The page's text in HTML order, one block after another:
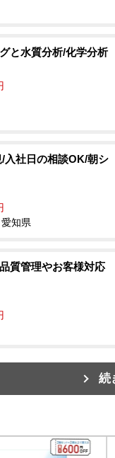
と水質分析/化学分析
入社日の相談OK/朝シ
知県
質管理やお客様対応
続